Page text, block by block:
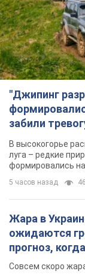
"Джипинг
забили
В высокогорье
луга – редкие
формировались
5 часов назад
Жара в
ожидаются
прогноз,
изменения
Совсем скоро